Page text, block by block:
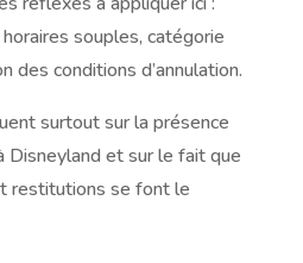
souples, catégorie
des conditions d’annulation.
surtout sur la présence
Disneyland et sur le fait que
restitutions se font le